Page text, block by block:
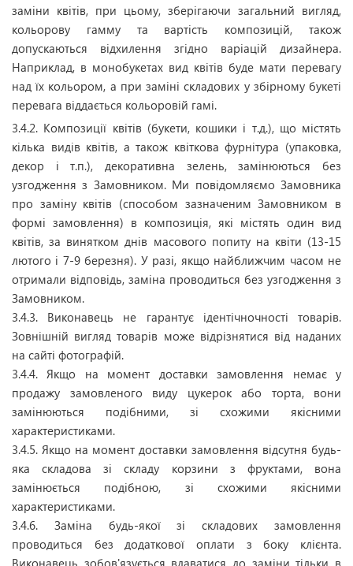
заміни квітів, при цьому, зберігаючи загальний вигляд,
кольорову гамму та вартість композицій, також
допускаються відхилення згідно варіацій дизайнера.
Наприклад, в монобукетах вид квітів буде мати перевагу
над їх кольором, а при заміні складових у збірному букеті
перевага віддається кольоровій гамі.
3.4.2. Композиції квітів (букети, кошики і т.д.), що містять
кілька видів квітів, а також квіткова фурнітура (упаковка,
декор і т.п.), декоративна зелень, замінюються без
узгодження з Замовником. Ми повідомляємо Замовника
про заміну квітів (способом зазначеним Замовником в
формі замовлення) в композиція, які містять один вид
квітів, за винятком днів масового попиту на квіти (13-15
лютого і 7-9 березня). У разі, якщо найближчим часом не
отримали відповідь, заміна проводиться без узгодження з
Замовником.
3.4.3. Виконавець не гарантує ідентічночності товарів.
Зовнішній вигляд товарів може відрізнятися від наданих
на сайті фотографій.
3.4.4. Якщо на момент доставки замовлення немає у
продажу замовленого виду цукерок або торта, вони
замінюються подібними, зі схожими якісними
характеристиками.
3.4.5. Якщо на момент доставки замовлення відсутня будь-
яка складова зі складу корзини з фруктами, вона
замінюється подібною, зі схожими якісними
характеристиками.
3.4.6. Заміна будь-якої зі складових замовлення
проводиться без додаткової оплати з боку клієнта.
Виконавець зобов'язується вдаватися до заміни тільки в